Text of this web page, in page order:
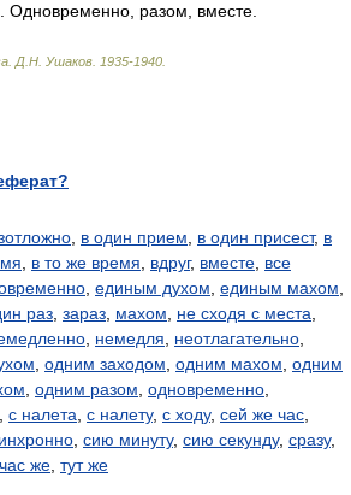
Одновременно, разом, вместе.
Д.Н. Ушаков. 1935-1940
в один прием в один присест, в
в то же время вдруг, вместе все
единым духом единым махом
раз зараз махом не сходя с места
немедля неотлагательно
одним заходом одним махом одним
одним разом одновременно
с налета с налету, с ходу, сей же час
сию минуту, сию секунду, сразу,
же тут же